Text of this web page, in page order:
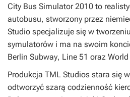
City Bus Simulator 2010 to
autobusu, stworzony przez
Studio specjalizuje się w
symulatorów i ma na swoim
Berlin Subway, Line 51 oraz
Produkcja TML Studios stara się
odtworzyć szarą codzienność